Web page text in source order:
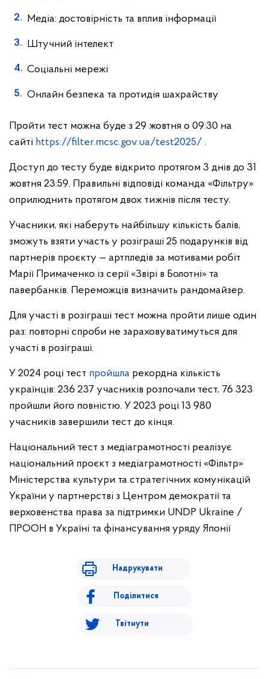
Медіа: достовірність та вплив інформації
Штучний інтелект
Соціальні мережі
Онлайн безпека та протидія шахрайству
Пройти тест можна буде з 29 жовтня о 09:30 на
сайті https://filter.mcsc.gov.ua/test2025/ .
Доступ до тесту буде відкрито протягом 3 днів до 31
жовтня 23:59. Правильні відповіді команда «Фільтру»
оприлюднить протягом двох тижнів після тесту.
Учасники, які наберуть найбільшу кількість балів,
зможуть взяти участь у розіграші 25 подарунків від
партнерів проєкту — артпледів за мотивами робіт
Марії Примаченко із серії «Звірі в Болотні» та
павербанків. Переможців визначить рандомайзер.
Для участі в розіграші тест можна пройти лише один
раз: повторні спроби не зараховуватимуться для
участі в розіграші.
У 2024 році тест пройшла рекордна кількість
українців: 236 237 учасників розпочали тест, 76 323
пройшли його повністю. У 2023 році 13 980
учасників завершили тест до кінця.
Національний тест з медіаграмотності реалізує
національний проєкт з медіаграмотності «Фільтр»
Міністерства культури та стратегічних комунікацій
України у партнерстві з Центром демократії та
верховенства права за підтримки UNDP Ukraine /
ПРООН в Україні та фінансування уряду Японії
Надрукувати
Поділитися
Твітнути